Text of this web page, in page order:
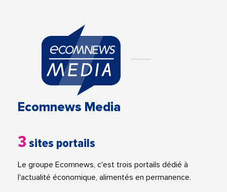
Ecomnews Media
3 sites portails
Le groupe Ecomnews, c'est trois portails dédié à
l'actualité économique, alimentés en permanence.